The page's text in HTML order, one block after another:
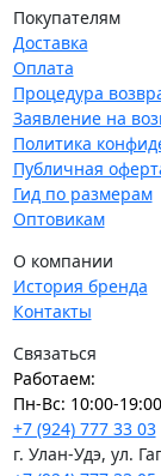
Покупателям
Доставка
Оплата
Процедура
Заявление на
Политика
Публичная
Гид по размерам
Оптовикам
О компании
История бренда
Контакты
Связаться
Работаем:
Пн-Вс: 10:00-19:00
+7 (924) 777 33 03
г. Улан-Удэ, ул.